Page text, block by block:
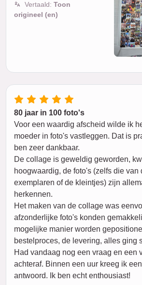
Vertaald: Toon
origineel (en)
80 jaar in 100 foto's
Voor een waardig afscheid wilde ik
moeder in foto's vastleggen. Dat is
ben zeer dankbaar.
De collage is geweldig geworden,
hoogwaardig, de foto's (zelfs die
exemplaren of de kleintjes) zijn
herkennen.
Het maken van de collage was
afzonderlijke foto's konden
mogelijke manier worden
bestelproces, de levering, alles ging
Had vandaag nog een vraag en een
achteraf. Binnen een uur kreeg ik
antwoord. Ik ben echt enthousiast!